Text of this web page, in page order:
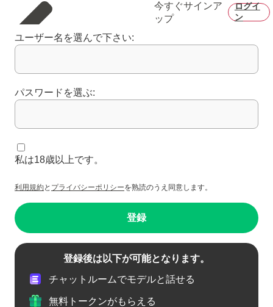
今すぐサインア
ップ
ログイ
ン
ユーザー名を選んで下さい:
パスワードを選ぶ:
私は18歳以上です。
利用規約と プライバシーポリシーを熟読のうえ同意します。
登録
登録後は以下が可能となります。
チャットルームでモデルと話せる
無料トークンがもらえる